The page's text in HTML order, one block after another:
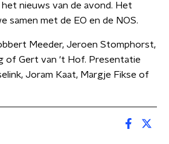
nieuws van de avond. Het
samen met de EO en de NOS.
Meeder, Jeroen Stomphorst,
of Gert van 't Hof. Presentatie
Joram Kaat, Margje Fikse of